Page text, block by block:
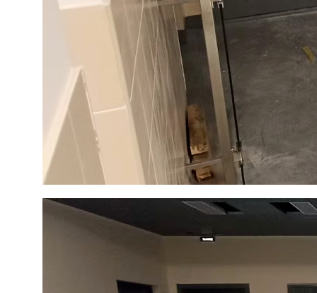
Конструкции из
стекла и металла
д. Пески, Ломоносовский район,
Торгово-Промышленная ул. д.30
8 (812) 408-49-90
info@nakvadrate.ru
О компании
Услуги
Наши работы
Контакты
© 2010-2025 ООО «КВАДРАТ».
Все права защищены.